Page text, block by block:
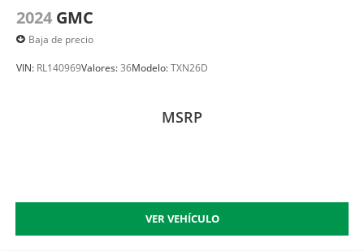
2024 GMC
Baja de precio
VIN: RL140969Valores:36Modelo:TXN26D
MSRP
VER VEHÍCULO